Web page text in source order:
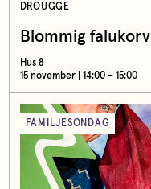
DROUGGE
Blommig falukorv
Hus 8
15 november | 14:00 – 15:00
FAMILJESÖNDAG